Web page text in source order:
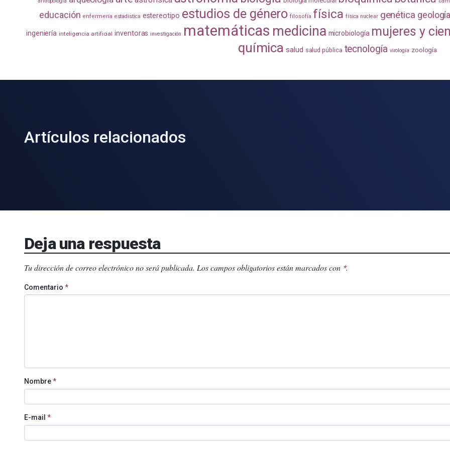
educación enfermería estadistica estereotipo estudios de género filosofía física física nuclear genética geología
ingeniería inteligencia artificial inventoras investigación matemáticas medicina microbiología mujeres y
química salud salud pública tecnología virología zoología
Artículos relacionados
Deja una respuesta
Tu dirección de correo electrónico no será publicada. Los campos obligatorios están marcados con *.
Comentario *
Nombre*
E-mail *